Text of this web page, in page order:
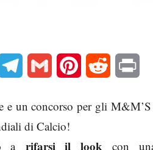
MessengerTelegram Gmail Pinterest Reddit
un concorso per gli
di Calcio!
a rifarsi il lookcon